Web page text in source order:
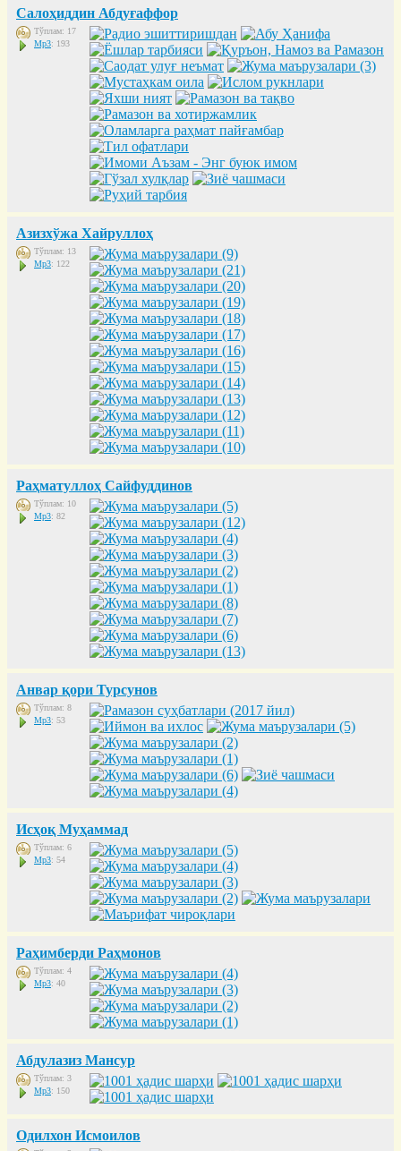
Салоҳиддин Абдуғаффор
Тўплам: 17
Mp3: 193
Азизхўжа Хайруллоҳ
Тўплам: 13
Mp3: 122
Раҳматуллоҳ Сайфуддинов
Тўплам: 10
Mp3: 82
Анвар қори Турсунов
Тўплам: 8
Mp3: 53
Исҳоқ Муҳаммад
Тўплам: 6
Mp3: 54
Раҳимберди Раҳмонов
Тўплам: 4
Mp3: 40
Абдулазиз Мансур
Тўплам: 3
Mp3: 150
Одилхон Исмоилов